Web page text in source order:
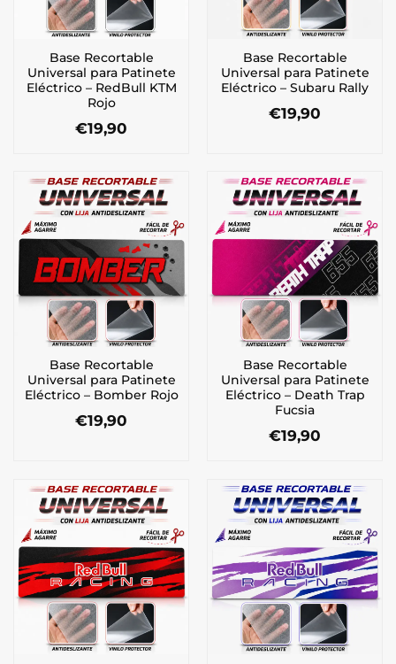
Base Recortable
Universal para Patinete
Eléctrico – RedBull KTM
Rojo
€19,90
Base Recortable
Universal para Patinete
Eléctrico – Subaru Rally
€19,90
Base Recortable
Universal para Patinete
Eléctrico – Bomber Rojo
€19,90
Base Recortable
Universal para Patinete
Eléctrico – Death Trap
Fucsia
€19,90